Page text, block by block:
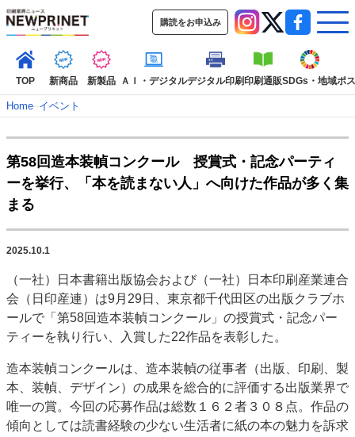
購読をお申込み
TOP 新商品 新製品 ＡＩ・デジタルデジタル印刷印刷通販SDGs・地域ポ
TOP
新着記事 特集記事
動画コンテンツ
インタビュー
コレクション
新商品
SDGs・地域
ポストプレス イベント 信用情報
市場・統計
人事・移転・異動・訃報
特集記事カテゴリー一覧
JAPAN PACK 2023 特集
中古印刷機・製本機特集
2022 見える化・MIS特集
2022 検査・校正特集
特集・デジタル印刷 ～ 新成長軌道を描く
Home–イベント
第58回造本装幀コンクール 授賞式・記念パーティ
ーを挙行、「本を読まない人」へ向けた作品が多く集
まる
2025.10.1
（一社）日本書籍出版協会および（一社）日本印刷産業連合
会（日印産連）は9月29日、東京都千代田区の出版クラブホ
ールで「第58回造本装幀コンクール」の授賞式・記念パー
ティーを執り行い、入賞した22作品を表彰した。
造本装幀コンクールは、造本装幀の従事者（出版、印刷、製
本、装幀、デザイン）の成果を総合的に評価する出版業界で
唯一の賞。今回の応募作品は総数１６２者３０８点。作品の
傾向としては読書経験の少ない生活者に紙の本の魅力を訴求